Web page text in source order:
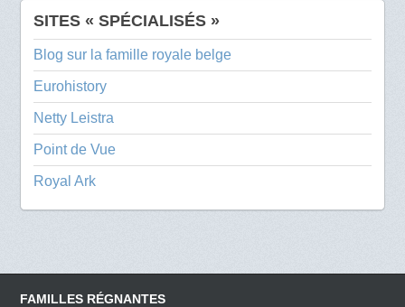
SITES « SPÉCIALISÉS »
Blog sur la famille royale belge
Eurohistory
Netty Leistra
Point de Vue
Royal Ark
FAMILLES RÉGNANTES